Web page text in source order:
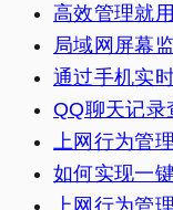
高效管理就
局域网屏幕
通过手机实
QQ聊天记录
上网行为管
如何实现一
上网行为管